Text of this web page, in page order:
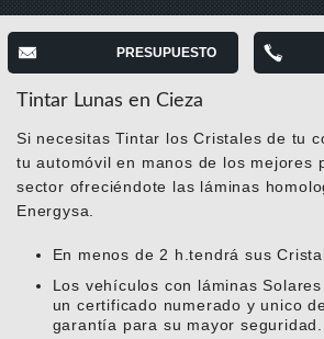
PRESUPUESTO
Tintar Lunas en Cieza
Si necesitas Tintar los Cristales de tu
tu automóvil en manos de los mejores
sector ofreciéndote las láminas
Energysa.
En menos de 2 h.tendrá sus
Los vehículos con láminas
un certificado numerado y unico
garantía para su mayor seguridad.